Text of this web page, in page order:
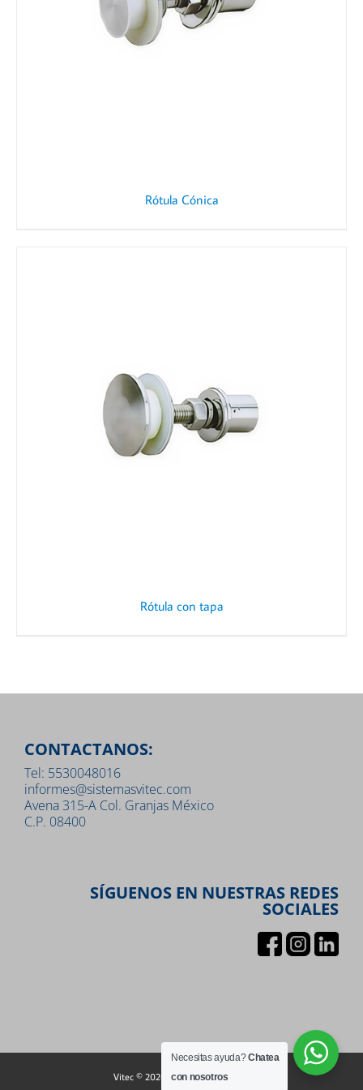
Rótula Cónica
Rótula con tapa
CONTACTANOS:
Tel: 5530048016
informes@sistemasvitec.com
Avena 315-A Col. Granjas México
C.P. 08400
SÍGUENOS EN NUESTRAS REDES
SOCIALES
Vitec © 2026 |Aviso de privacidad
Necesitas ayuda?Chatea
con nosotros